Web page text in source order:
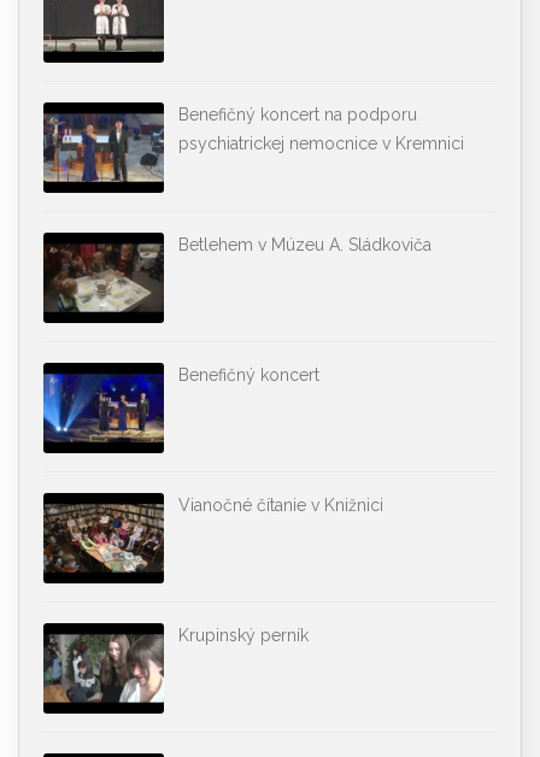
Benefičný koncert na podporu
psychiatrickej nemocnice v Kremnici
Betlehem v Múzeu A. Sládkoviča
Benefičný koncert
Vianočné čítanie v Knižnici
Krupinský perník